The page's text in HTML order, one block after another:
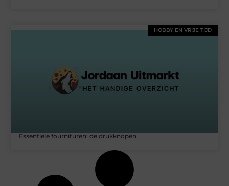
HOBBY EN VRIJE TIJD
Essentiële fournituren: de drukknopen